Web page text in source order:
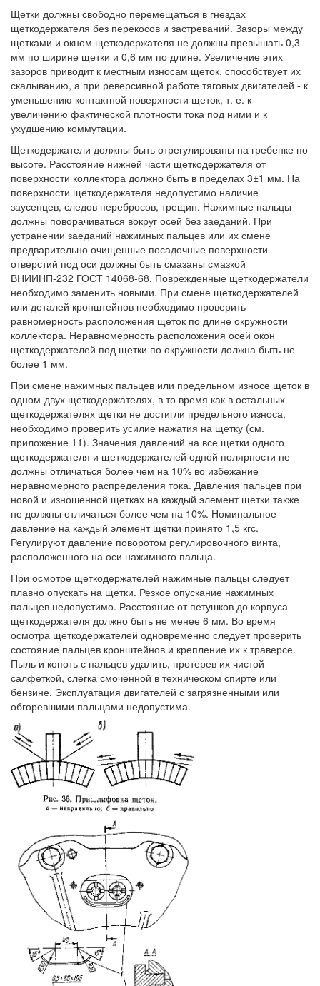
Щетки должны свободно перемещаться в гнездах
щеткодержателя без перекосов и застреваний. Зазоры между
щетками и окном щеткодержателя не должны превышать 0,3
мм по ширине щетки и 0,6 мм по длине. Увеличение этих
зазоров приводит к местным износам щеток, способствует их
скалыванию, а при реверсивной работе тяговых двигателей - к
уменьшению контактной поверхности щеток, т. е. к
увеличению фактической плотности тока под ними и к
ухудшению коммутации.
Щеткодержатели должны быть отрегулированы на гребенке по
высоте. Расстояние нижней части щеткодержателя от
поверхности коллектора должно быть в пределах 3±1 мм. На
поверхности щеткодержателя недопустимо наличие
заусенцев, следов перебросов, трещин. Нажимные пальцы
должны поворачиваться вокруг осей без заеданий. При
устранении заеданий нажимных пальцев или их смене
предварительно очищенные посадочные поверхности
отверстий под оси должны быть смазаны смазкой
ВНИИНП-232 ГОСТ 14068-68. Поврежденные щеткодержатели
необходимо заменить новыми. При смене щеткодержателей
или деталей кронштейнов необходимо проверить
равномерность расположения щеток по длине окружности
коллектора. Неравномерность расположения осей окон
щеткодержателей под щетки по окружности должна быть не
более 1 мм.
При смене нажимных пальцев или предельном износе щеток в
одном-двух щеткодержателях, в то время как в остальных
щеткодержателях щетки не достигли предельного износа,
необходимо проверить усилие нажатия на щетку (см.
приложение 11). Значения давлений на все щетки одного
щеткодержателя и щеткодержателей одной полярности не
должны отличаться более чем на 10% во избежание
неравномерного распределения тока. Давления пальцев при
новой и изношенной щетках на каждый элемент щетки также
не должны отличаться более чем на 10%. Номинальное
давление на каждый элемент щетки принято 1,5 кгс.
Регулируют давление поворотом регулировочного винта,
расположенного на оси нажимного пальца.
При осмотре щеткодержателей нажимные пальцы следует
плавно опускать на щетки. Резкое опускание нажимных
пальцев недопустимо. Расстояние от петушков до корпуса
щеткодержателя должно быть не менее 6 мм. Во время
осмотра щеткодержателей одновременно следует проверить
состояние пальцев кронштейнов и крепление их к траверсе.
Пыль и копоть с пальцев удалить, протерев их чистой
салфеткой, слегка смоченной в техническом спирте или
бензине. Эксплуатация двигателей с загрязненными или
обгоревшими пальцами недопустима.